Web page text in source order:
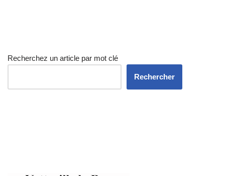
Recherchez un article par mot clé
Rechercher